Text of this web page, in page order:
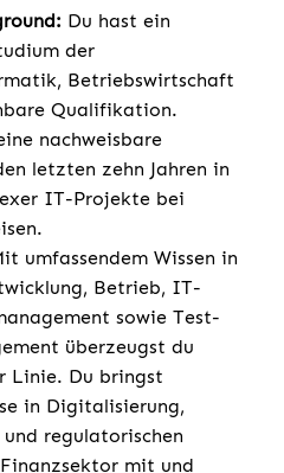
Du hast ein
der
Betriebswirtschaft
Qualifikation.
nachweisbare
letzten zehn Jahren in
IT-Projekte bei
umfassendem Wissen in
Betrieb, IT-
sowie Test-
überzeugst du
Linie. Du bringst
in Digitalisierung,
regulatorischen
mit und